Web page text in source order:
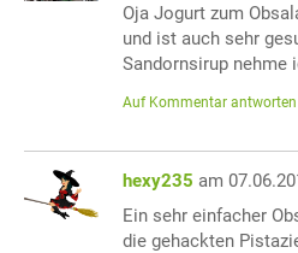
Oja Jogurt zum
und ist auch sehr
Sandornsirup nehme
Auf Kommentar antworten
hexy235 am
Ein sehr einfacher
die gehackten